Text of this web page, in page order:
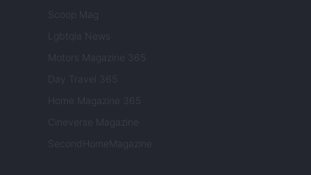
Scoop Mag
Lgbtqia News
Motors Magazine 365
Day Travel 365
Home Magazine 365
Cineverse Magazine
SecondHomeMagazine